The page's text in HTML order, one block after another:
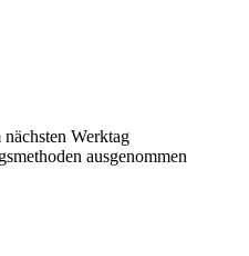
Werktag
ausgenommen